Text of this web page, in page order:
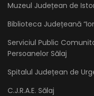
Muzeul Județean de
Biblioteca Județeană
Serviciul Public
Persoanelor Sălaj
Spitalul Județean de
C.J.R.A.E. Sălaj